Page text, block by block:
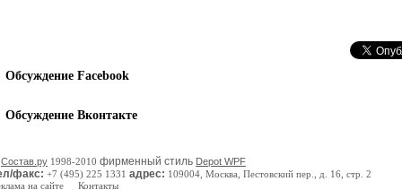
Обсуждение Facebook
Обсуждение Вконтакте
Состав.ру 1998-2010 фирменный стиль Depot WPF
факс: +7 (495) 225 1331 адрес: 109004, Москва, Пестовский пер., д. 16, стр. 2
на сайте
Контакты